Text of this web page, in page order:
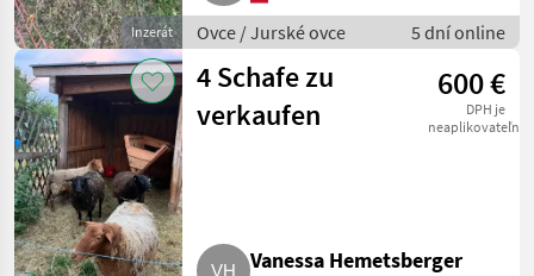
Inzerát Ovce / Jurské ovce 5 dní online
4 Schafe zu
verkaufen
600 €
DPH je
neaplikovateľné
Vanessa Hemetsberger